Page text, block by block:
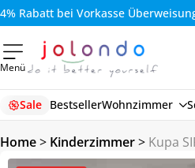
2 Jahre Garantie auf alle Produkte
Menü
Sale BestsellerWohnzimmer
Home> Kinderzimmer> Kupa